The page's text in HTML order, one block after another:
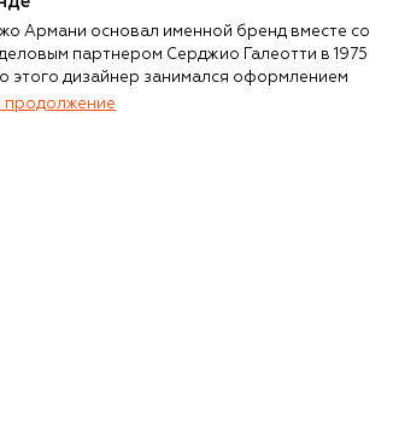
Армани основал именной бренд вместе со
партнером Серджио Галеотти в 1975
этого дизайнер занимался оформлением
в знаменитом миланском универмаге La
продолжение